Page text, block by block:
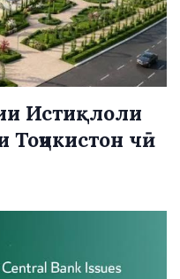
Истиқлоли
чӣ